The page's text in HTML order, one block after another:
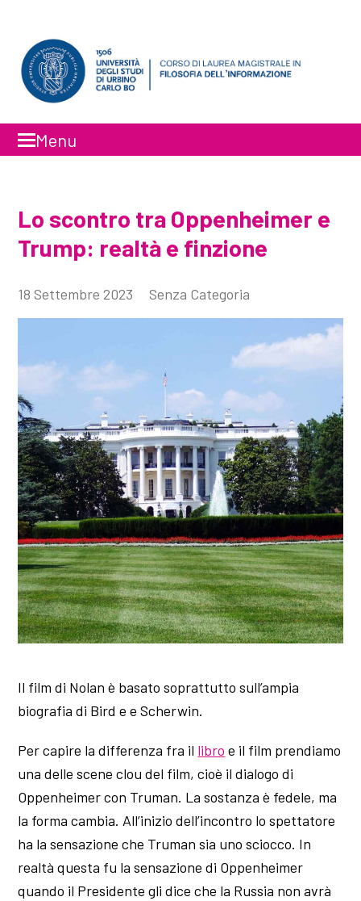
Menu
Lo scontro tra Oppenheimer e
Trump: realtà e finzione
18 Settembre 2023 Senza Categoria
Il film di Nolan è basato soprattutto sull’ampia
biografia di Bird e e Scherwin.
Per capire la differenza fra il libro e il film prendiamo
una delle scene clou del film, cioè il dialogo di
Oppenheimer con Truman. La sostanza è fedele, ma
la forma cambia. All’inizio dell’incontro lo spettatore
ha la sensazione che Truman sia uno sciocco. In
realtà questa fu la sensazione di Oppenheimer
quando il Presidente gli dice che la Russia non avrà